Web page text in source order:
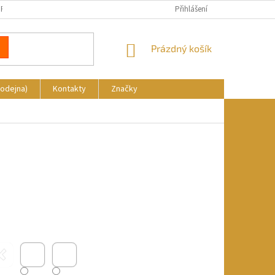
REKLAMACE KDE NÁS NAJDETE
Přihlášení
NÁKUPNÍ
Prázdný košík
Kontakty
Značky